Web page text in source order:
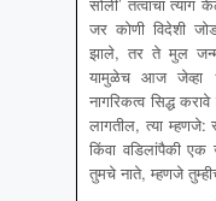
जर कोणी विदेशी
झाले, तर ते मुल
यामुळेच आज जेव्हा
नागरिकत्व सिद्ध करावे
लागतील, त्या म्हणजे:
किंवा वडिलांपैकी एक
तुमचे नाते, म्हणजे